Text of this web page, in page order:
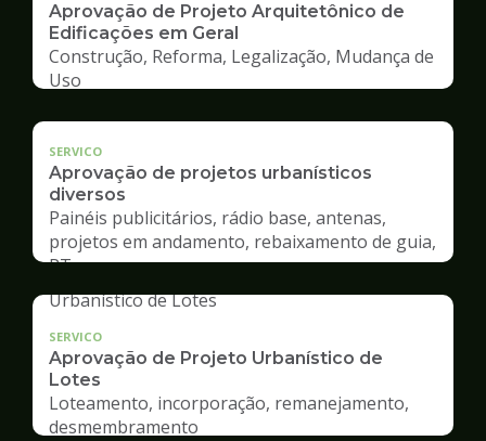
Aprovação de Projeto Arquitetônico de
Edificações em Geral
Construção, Reforma, Legalização, Mudança de
Uso
SERVICO
Aprovação de projetos urbanísticos
diversos
Painéis publicitários, rádio base, antenas,
projetos em andamento, rebaixamento de guia,
RT
SERVICO
Aprovação de Projeto Urbanístico de
Lotes
Loteamento, incorporação, remanejamento,
desmembramento